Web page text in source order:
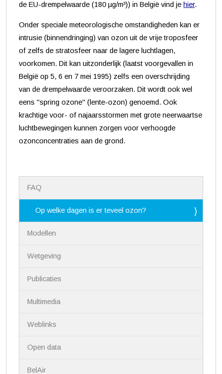
de EU-drempelwaarde (180 µg/m³)) in België vind je hier.
Onder speciale meteorologische omstandigheden kan er
intrusie (binnendringing) van ozon uit de vrije troposfeer
of zelfs de stratosfeer naar de lagere luchtlagen,
voorkomen. Dit kan uitzonderlijk (laatst voorgevallen in
België op 5, 6 en 7 mei 1995) zelfs een overschrijding
van de drempelwaarde veroorzaken. Dit wordt ook wel
eens "spring ozone" (lente-ozon) genoemd. Ook
krachtige voor- of najaarsstormen met grote neerwaartse
luchtbewegingen kunnen zorgen voor verhoogde
ozonconcentraties aan de grond.
v
FAQ
Op welke dagen is er teveel ozon?
Modellen
Wetgeving
Publicaties
Multimedia
Weblinks
Open data
BelAir